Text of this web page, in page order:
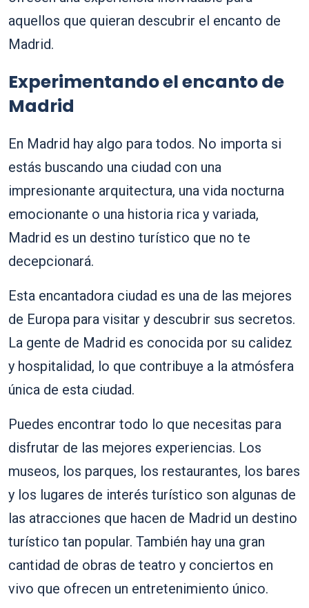
aquellos que quieran descubrir el encanto de
Madrid.
Experimentando el encanto de
Madrid
En Madrid hay algo para todos. No importa si
estás buscando una ciudad con una
impresionante arquitectura, una vida nocturna
emocionante o una historia rica y variada,
Madrid es un destino turístico que no te
decepcionará.
Esta encantadora ciudad es una de las mejores
de Europa para visitar y descubrir sus secretos.
La gente de Madrid es conocida por su calidez
y hospitalidad, lo que contribuye a la atmósfera
única de esta ciudad.
Puedes encontrar todo lo que necesitas para
disfrutar de las mejores experiencias. Los
museos, los parques, los restaurantes, los bares
y los lugares de interés turístico son algunas de
las atracciones que hacen de Madrid un destino
turístico tan popular. También hay una gran
cantidad de obras de teatro y conciertos en
vivo que ofrecen un entretenimiento único.